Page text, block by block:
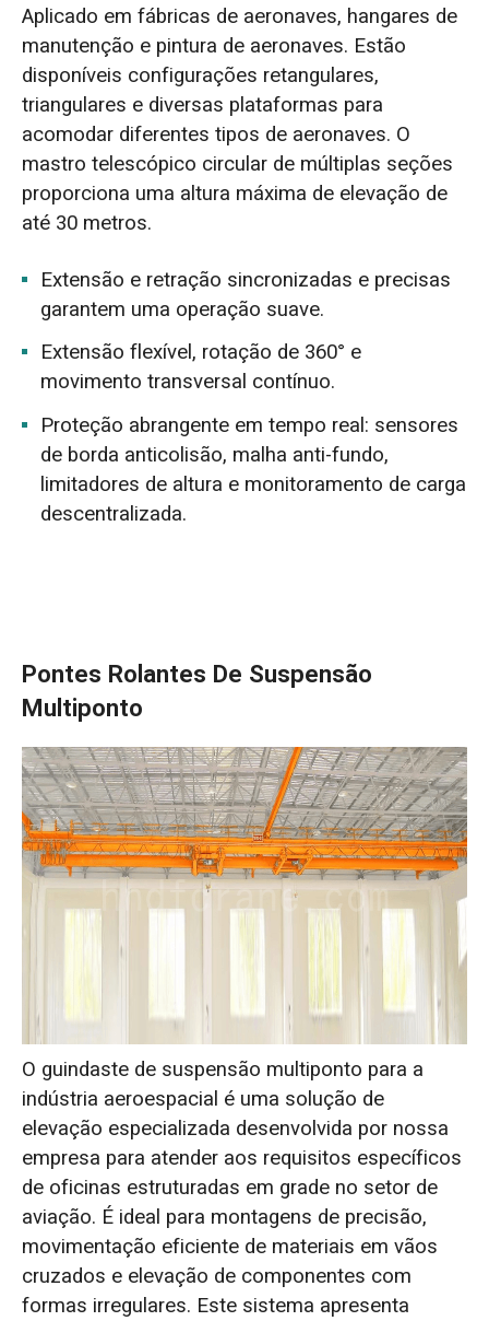
Aplicado em fábricas de aeronaves, hangares de
manutenção e pintura de aeronaves. Estão
disponíveis configurações retangulares,
triangulares e diversas plataformas para
acomodar diferentes tipos de aeronaves. O
mastro telescópico circular de múltiplas seções
proporciona uma altura máxima de elevação de
até 30 metros.
Extensão e retração sincronizadas e precisas
garantem uma operação suave.
Extensão flexível, rotação de 360° e
movimento transversal contínuo.
Proteção abrangente em tempo real: sensores
de borda anticolisão, malha anti-fundo,
limitadores de altura e monitoramento de carga
descentralizada.
Pontes Rolantes De Suspensão
Multiponto
O guindaste de suspensão multiponto para a
indústria aeroespacial é uma solução de
elevação especializada desenvolvida por nossa
empresa para atender aos requisitos específicos
de oficinas estruturadas em grade no setor de
aviação. É ideal para montagens de precisão,
movimentação eficiente de materiais em vãos
cruzados e elevação de componentes com
formas irregulares. Este sistema apresenta